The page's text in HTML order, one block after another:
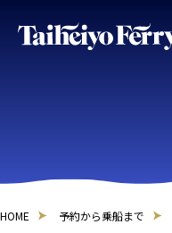
HOME 予約から乗船まで